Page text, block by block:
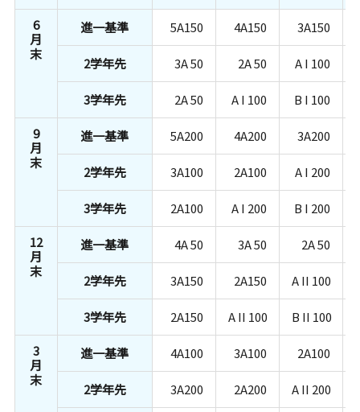
6
月
末
進一基準 5A150 4A150 3A150
2学年先 3A 50 2A 50 A I 100
3学年先 2A 50 A I 100 B I 100
9
月
末
進一基準 5A200 4A200 3A200
2学年先 3A100 2A100 A I 200
3学年先 2A100 A I 200 B I 200
12
月
末
進一基準 4A 50 3A 50 2A 50
2学年先 3A150 2A150 A II 100
3学年先 2A150 A II 100 B II 100
3
月
末
進一基準 4A100 3A100 2A100
2学年先 3A200 2A200 A II 200